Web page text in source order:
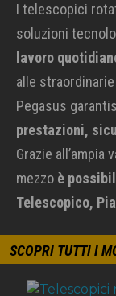
I telescopici
soluzioni
lavoro
alle
Pegasus
prestazioni,
Grazie
mezzo è
Telescopico,
SCOPRI TUTTI I